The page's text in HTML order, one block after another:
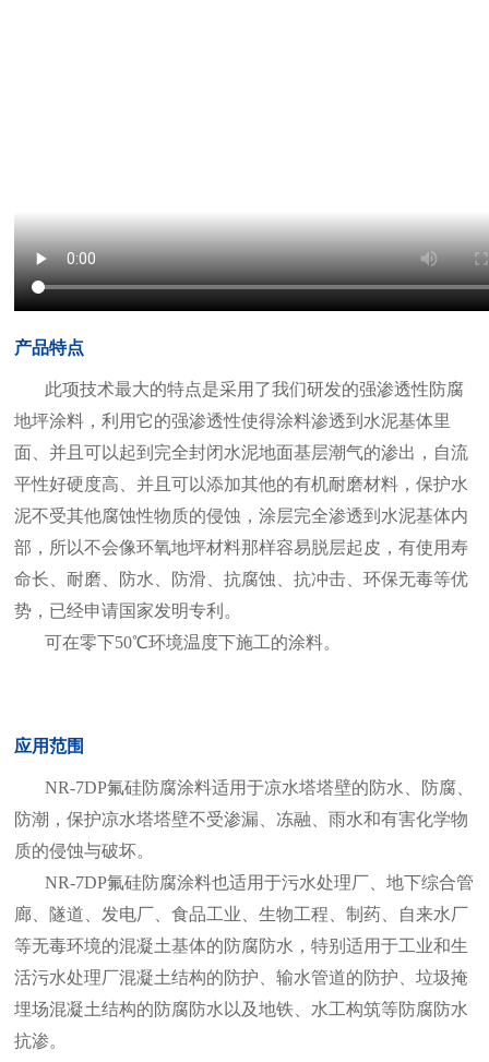
产品特点
此项技术最大的特点是采用了我们研发的强渗透性防腐
地坪涂料，利用它的强渗透性使得涂料渗透到水泥基体里
面、并且可以起到完全封闭水泥地面基层潮气的渗出，自流
平性好硬度高、并且可以添加其他的有机耐磨材料，保护水
泥不受其他腐蚀性物质的侵蚀，涂层完全渗透到水泥基体内
部，所以不会像环氧地坪材料那样容易脱层起皮，有使用寿
命长、耐磨、防水、防滑、抗腐蚀、抗冲击、环保无毒等优
势，已经申请国家发明专利。
可在零下50℃环境温度下施工的涂料。
应用范围
NR-7DP氟硅防腐涂料适用于凉水塔塔壁的防水、防腐、
防潮，保护凉水塔塔壁不受渗漏、冻融、雨水和有害化学物
质的侵蚀与破坏。
NR-7DP氟硅防腐涂料也适用于污水处理厂、地下综合管
廊、隧道、发电厂、食品工业、生物工程、制药、自来水厂
等无毒环境的混凝土基体的防腐防水，特别适用于工业和生
活污水处理厂混凝土结构的防护、输水管道的防护、垃圾掩
埋场混凝土结构的防腐防水以及地铁、水工构筑等防腐防水
抗渗。